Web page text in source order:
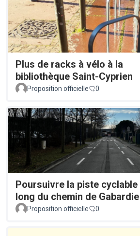
Plus de racks à vélo à la
bibliothèque Saint-Cyprien
Proposition officielle 0
Poursuivre la piste
long du chemin de Gabardie
Proposition officielle 0